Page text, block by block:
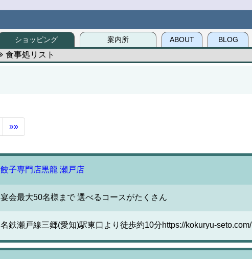
ショッピング 案内所 ABOUT BLOG
食事処リスト
»»
餃子専門店黒龍 瀬戸店
宴会最大50名様まで 選べるコースがたくさん
名鉄瀬戸線三郷(愛知)駅東口より徒歩約10分https://kokuryu-seto.com/